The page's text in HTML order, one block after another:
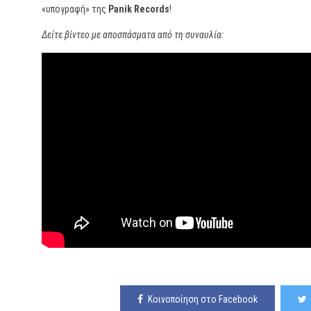
«υπογραφή» της Panik Records!
Δείτε βίντεο με αποσπάσματα από τη συναυλία:
Κοινοποίηση στο Facebook